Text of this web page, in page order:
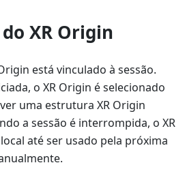
XR Origin
está vinculado à sessão.
o XR Origin é selecionado
uma estrutura XR Origin
a sessão é interrompida, o XR
até ser usado pela próxima